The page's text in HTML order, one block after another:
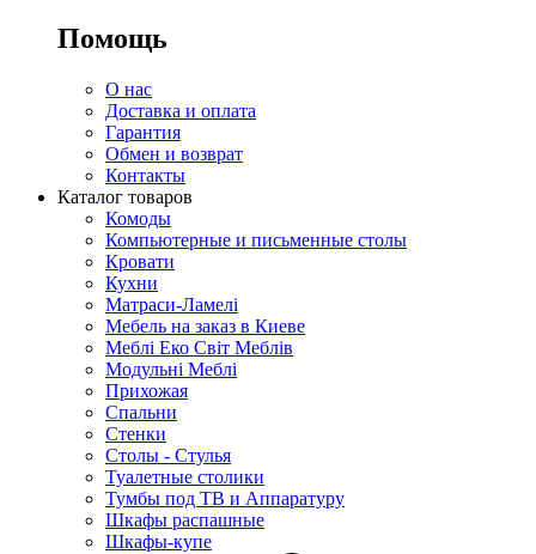
Помощь
О нас
Доставка и оплата
Гарантия
Обмен и возврат
Контакты
Каталог товаров
Комоды
Компьютерные и письменные столы
Кровати
Кухни
Матраси-Ламелі
Мебель на заказ в Киеве
Меблі Еко Світ Меблів
Модульні Меблі
Прихожая
Спальни
Стенки
Столы - Стулья
Туалетные столики
Тумбы под ТВ и Аппаратуру
Шкафы распашные
Шкафы-купе